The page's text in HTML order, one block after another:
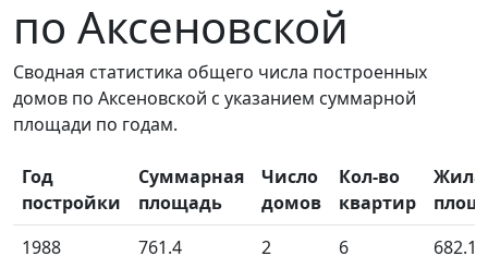
по Аксеновской
Сводная статистика общего числа построенных
домов по Аксеновской с указанием суммарной
площади по годам.
Год
постройки
Суммарная
площадь
Число
домов
Кол-во
квартир
1988
761.4 2 6 682.10